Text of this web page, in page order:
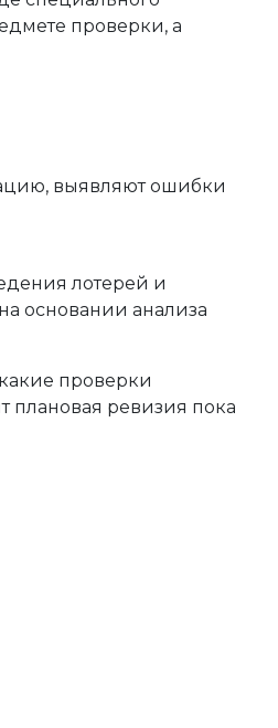
проверки, а
выявляют ошибки
лотерей и
основании анализа
проверки
плановая ревизия пока